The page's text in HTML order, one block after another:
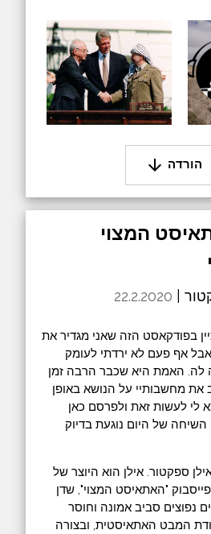
הורדה arrow_downward
האתאיסט המצוי
|
22.2.2020
בפודקאסט הזה שאני מגדיר את
אף פעם לא ירדתי לעומק
לה. האמת היא שכבר הרבה זמן
את מחשבותיי על הנושא באופן
לי לעשות זאת ולפרסם כאן
של היום נוגעת בדיוק
ספקטור. אילן הוא היוצר של
"האתאיסט המצוי", שדן
נפוצים סביב אמונה וחוסר
המבט האתאיסטית, ובצורה